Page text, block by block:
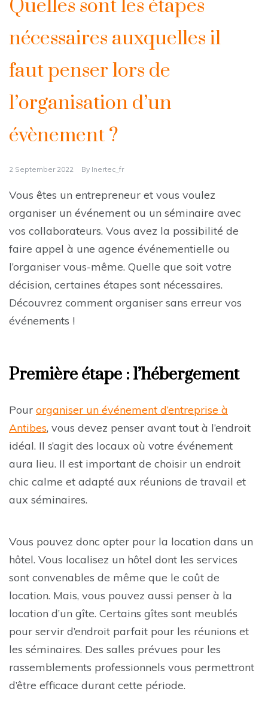
Quelles sont les étapes
nécessaires auxquelles il
faut penser lors de
l’organisation d’un
évènement ?
2 September 2022 By Inertec_fr
Vous êtes un entrepreneur et vous voulez
organiser un événement ou un séminaire avec
vos collaborateurs. Vous avez la possibilité de
faire appel à une agence événementielle ou
l’organiser vous-même. Quelle que soit votre
décision, certaines étapes sont nécessaires.
Découvrez comment organiser sans erreur vos
événements !
Première étape : l’hébergement
Pour organiser un événement d’entreprise à
Antibes, vous devez penser avant tout à l’endroit
idéal. Il s’agit des locaux où votre événement
aura lieu. Il est important de choisir un endroit
chic calme et adapté aux réunions de travail et
aux séminaires.
Vous pouvez donc opter pour la location dans un
hôtel. Vous localisez un hôtel dont les services
sont convenables de même que le coût de
location. Mais, vous pouvez aussi penser à la
location d’un gîte. Certains gîtes sont meublés
pour servir d’endroit parfait pour les réunions et
les séminaires. Des salles prévues pour les
rassemblements professionnels vous permettront
d’être efficace durant cette période.